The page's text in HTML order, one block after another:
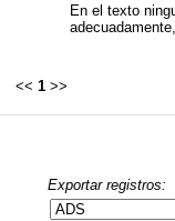
En el texto
<< 1 >>
Exportar registros: